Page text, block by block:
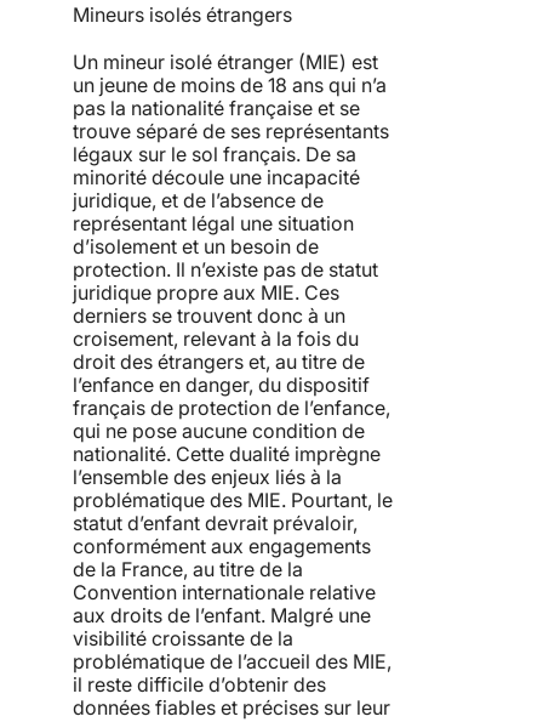
Mineurs isolés étrangers
Un mineur isolé étranger (MIE) est
un jeune de moins de 18 ans qui n’a
pas la nationalité française et se
trouve séparé de ses représentants
légaux sur le sol français. De sa
minorité découle une incapacité
juridique, et de l’absence de
représentant légal une situation
d’isolement et un besoin de
protection. Il n’existe pas de statut
juridique propre aux MIE. Ces
derniers se trouvent donc à un
croisement, relevant à la fois du
droit des étrangers et, au titre de
l’enfance en danger, du dispositif
français de protection de l’enfance,
qui ne pose aucune condition de
nationalité. Cette dualité imprègne
l’ensemble des enjeux liés à la
problématique des MIE. Pourtant, le
statut d’enfant devrait prévaloir,
conformément aux engagements
de la France, au titre de la
Convention internationale relative
aux droits de l’enfant. Malgré une
visibilité croissante de la
problématique de l’accueil des MIE,
il reste difficile d’obtenir des
données fiables et précises sur leur